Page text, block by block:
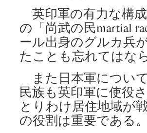
英印軍の有力な構
の「尚武の民martial
ール出身のグルカ兵
たことも忘れてはな
また日本軍につい
民族も英印軍に使役
とりわけ居住地域が
の役割は重要である。